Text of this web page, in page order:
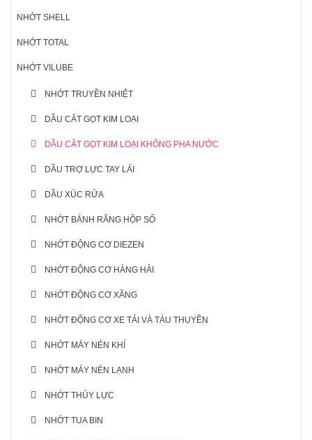
NHỚT SHELL
NHỚT TOTAL
NHỚT VILUBE
NHỚT TRUYỀN NHIỆT
DẦU CẮT GỌT KIM LOẠI
DẦU CẮT GỌT KIM LOẠI KHÔNG PHA NƯỚC
DẦU TRỢ LỰC TAY LÁI
DẦU XÚC RỬA
NHỚT BÁNH RĂNG HỘP SỐ
NHỚT ĐỘNG CƠ DIEZEN
NHỚT ĐỘNG CƠ HÀNG HẢI
NHỚT ĐỘNG CƠ XĂNG
NHỚT ĐỘNG CƠ XE TẢI VÀ TÀU THUYỀN
NHỚT MÁY NÉN KHÍ
NHỚT MÁY NÉN LẠNH
NHỚT THỦY LỰC
NHỚT TUA BIN